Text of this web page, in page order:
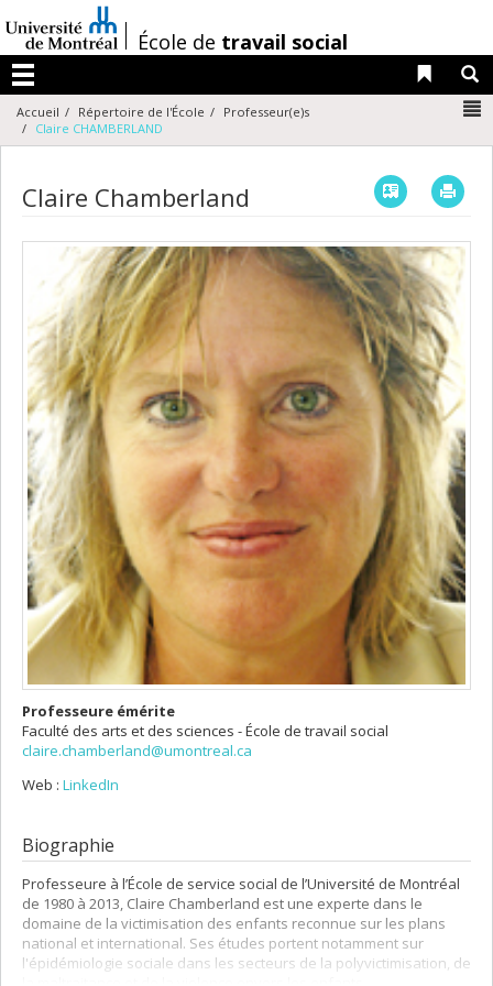
au
contenu
/École de travail social
Menu
Liens
Accueil Répertoire de l'École
Professeur(e)s
Claire CHAMBERLAND
Claire Chamberland Vcard
Professeure émérite
Faculté des arts et des sciences - École de travail social
claire.chamberland@umontreal.ca
Web : LinkedIn
Biographie
Professeure à l’École de service social de l’Université de Montréal
de 1980 à 2013, Claire Chamberland est une experte dans le
domaine de la victimisation des enfants reconnue sur les plans
national et international. Ses études portent notamment sur
l'épidémiologie sociale dans les secteurs de la polyvictimisation, de